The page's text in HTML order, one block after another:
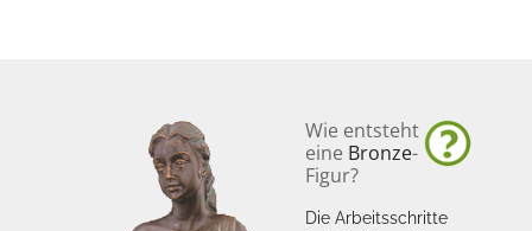
Wie entsteht
eine Bronze-
Figur?
Die Arbeitsschritte